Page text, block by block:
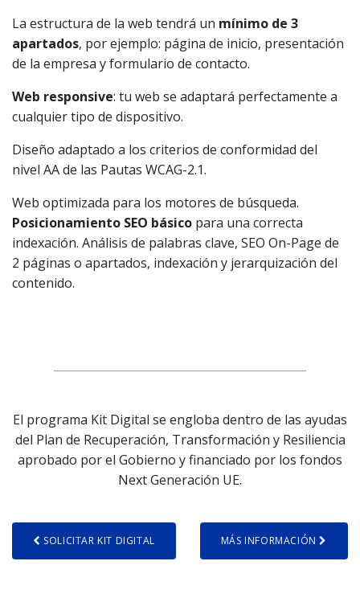
La estructura de la web tendrá un mínimo de 3
apartados, por ejemplo: página de inicio, presentación
de la empresa y formulario de contacto.
Web responsive: tu web se adaptará perfectamente a
cualquier tipo de dispositivo.
Diseño adaptado a los criterios de conformidad del
nivel AA de las Pautas WCAG-2.1.
Web optimizada para los motores de búsqueda.
Posicionamiento SEO básico para una correcta
indexación. Análisis de palabras clave, SEO On-Page de
2 páginas o apartados, indexación y jerarquización del
contenido.
El programa Kit Digital se engloba dentro de las ayudas
del Plan de Recuperación, Transformación y Resiliencia
aprobado por el Gobierno y financiado por los fondos
Next Generación UE.
SOLICITAR KIT DIGITAL MÁS INFORMACIÓN